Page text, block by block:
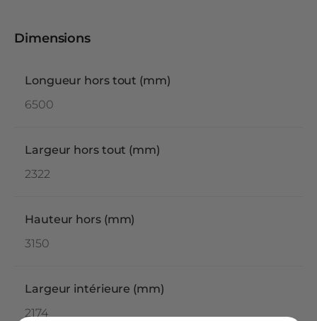
Dimensions
Longueur hors tout (mm)
6500
Largeur hors tout (mm)
2322
Hauteur hors (mm)
3150
Largeur intérieure (mm)
2174